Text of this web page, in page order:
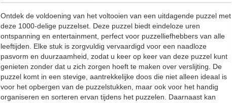
Ontdek de voldoening van het voltooien van een uitdagende puzzel met
deze 1000-delige puzzelset. Deze puzzel biedt eindeloze uren
ontspanning en entertainment, perfect voor puzzelliefhebbers van alle
leeftijden. Elke stuk is zorgvuldig vervaardigd voor een naadloze
pasvorm en duurzaamheid, zodat u keer op keer van deze puzzel kunt
genieten zonder dat u zich zorgen hoeft te maken over verslijting. De
puzzel komt in een stevige, aantrekkelijke doos die niet alleen ideaal is
voor het opbergen van de puzzelstukken, maar ook voor het handig
organiseren en sorteren ervan tijdens het puzzelen. Daarnaast kan